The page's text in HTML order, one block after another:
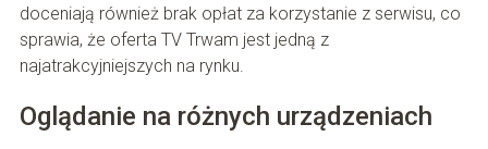
doceniają również brak opłat za korzystanie z serwisu, co
sprawia, że oferta TV Trwam jest jedną z
najatrakcyjniejszych na rynku.
Oglądanie na różnych urządzeniach